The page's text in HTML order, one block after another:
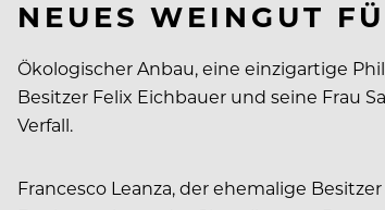
NEUES WEINGUT
Ökologischer Anbau, eine einzigartige
Besitzer Felix Eichbauer und seine Frau
Verfall.
Francesco Leanza, der ehemalige